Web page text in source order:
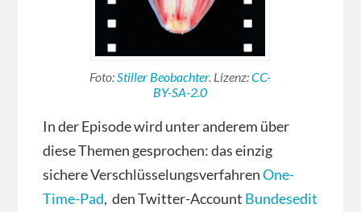
Foto: Stiller Beobachter. Lizenz:CC-
BY-SA-2.0
In der Episode wird unter anderem über
diese Themen gesprochen: das einzig
sichere VerschlüsselungsverfahrenOne-
Time-Pad, den Twitter-Account Bundesedit